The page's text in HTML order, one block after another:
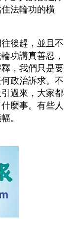
法輪功的橫
後趕，並且不
功講真善忍，
，我們只是要
政治訴求。不
過來，大家都
麼事。有些人
。